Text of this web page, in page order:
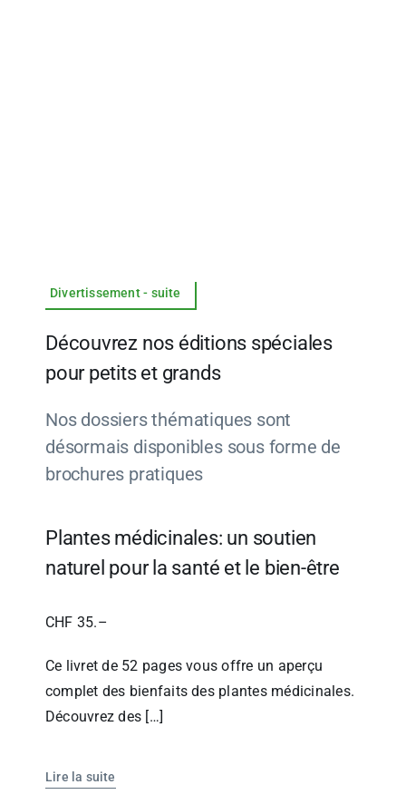
Divertissement - suite
Découvrez nos éditions spéciales
pour petits et grands
Nos dossiers thématiques sont
désormais disponibles sous forme de
brochures pratiques
Plantes médicinales: un soutien
naturel pour la santé et le bien-être
CHF 35.–
Ce livret de 52 pages vous offre un aperçu
complet des bienfaits des plantes médicinales.
Découvrez des […]
Lire la suite